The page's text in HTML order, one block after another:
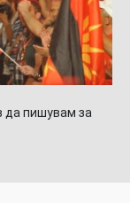
да пишувам за